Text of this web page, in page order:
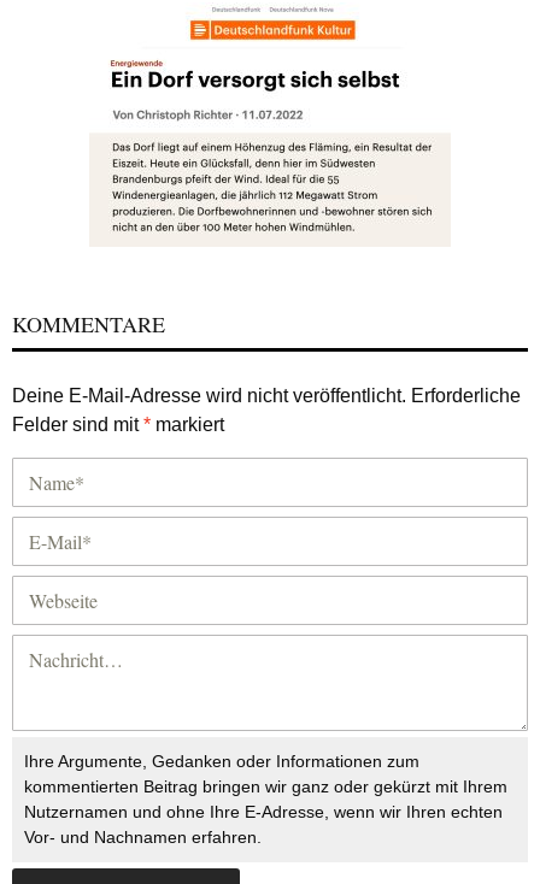
KOMMENTARE
Deine E-Mail-Adresse wird nicht veröffentlicht. Erforderliche
Felder sind mit* markiert
Ihre Argumente, Gedanken oder Informationen zum
kommentierten Beitrag bringen wir ganz oder gekürzt mit Ihrem
Nutzernamen und ohne Ihre E-Adresse, wenn wir Ihren echten
Vor- und Nachnamen erfahren.